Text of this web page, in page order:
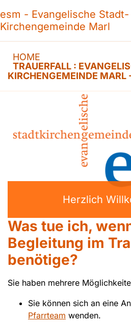
esm - Evangelische Stadt-
Kirchengemeinde Marl
HOME
TRAUERFALL :
KIRCHENGEMEINDE MARL
Herzlich
Was tue ich,
Begleitung im
benötige?
Sie haben mehrere
Sie können sich an eine
Pfarrteam wenden.